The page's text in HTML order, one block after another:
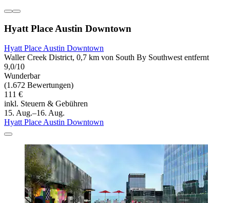
Hyatt Place Austin Downtown
Hyatt Place Austin Downtown
Waller Creek District, 0,7 km von South By Southwest entfernt
9,0/10
Wunderbar
(1.672 Bewertungen)
111 €
inkl. Steuern & Gebühren
15. Aug.–16. Aug.
Hyatt Place Austin Downtown